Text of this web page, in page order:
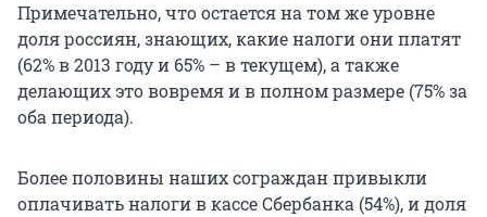
Примечательно, что остается на том же уровне
доля россиян, знающих, какие налоги они платят
(62% в 2013 году и 65% – в текущем), а также
делающих это вовремя и в полном размере (75% за
оба периода).
Более половины наших сограждан привыкли
оплачивать налоги в кассе Сбербанка (54%), и доля